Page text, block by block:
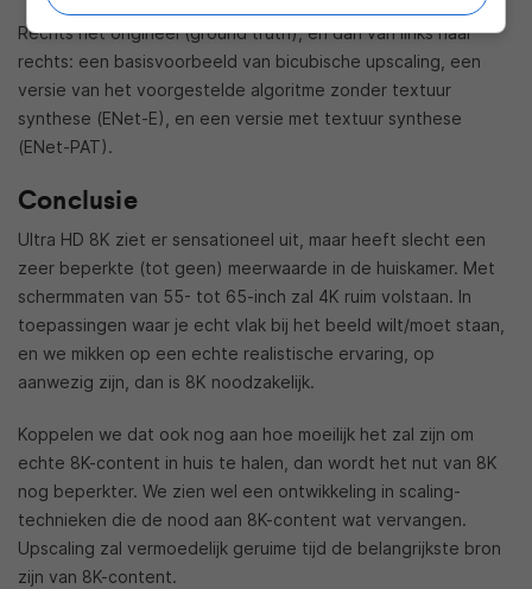
Rechts het origineel (ground truth), en dan van links naar
rechts: een basisvoorbeeld van bicubische upscaling, een
versie van het voorgestelde algoritme zonder textuur
synthese (ENet-E), en een versie met textuur synthese
(ENet-PAT).
Conclusie
Ultra HD 8K ziet er sensationeel uit, maar heeft slecht een
zeer beperkte (tot geen) meerwaarde in de huiskamer. Met
schermmaten van 55- tot 65-inch zal 4K ruim volstaan. In
toepassingen waar je echt vlak bij het beeld wilt/moet staan,
en we mikken op een echte realistische ervaring, op
aanwezig zijn, dan is 8K noodzakelijk.
Koppelen we dat ook nog aan hoe moeilijk het zal zijn om
echte 8K-content in huis te halen, dan wordt het nut van 8K
nog beperkter. We zien wel een ontwikkeling in scaling-
technieken die de nood aan 8K-content wat vervangen.
Upscaling zal vermoedelijk geruime tijd de belangrijkste bron
zijn van 8K-content.